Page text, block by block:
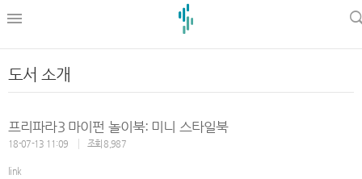
도서 소개
프리파라3 마이펀 놀이북: 미니 스타일북
18-07-13 11:09 조회 8,987
link